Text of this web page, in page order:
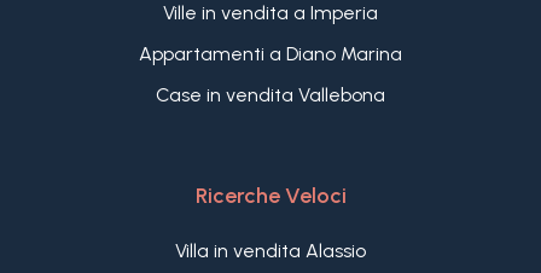
Ville in vendita a Imperia
Appartamenti a Diano Marina
Case in vendita Vallebona
Ricerche Veloci
Villa in vendita Alassio